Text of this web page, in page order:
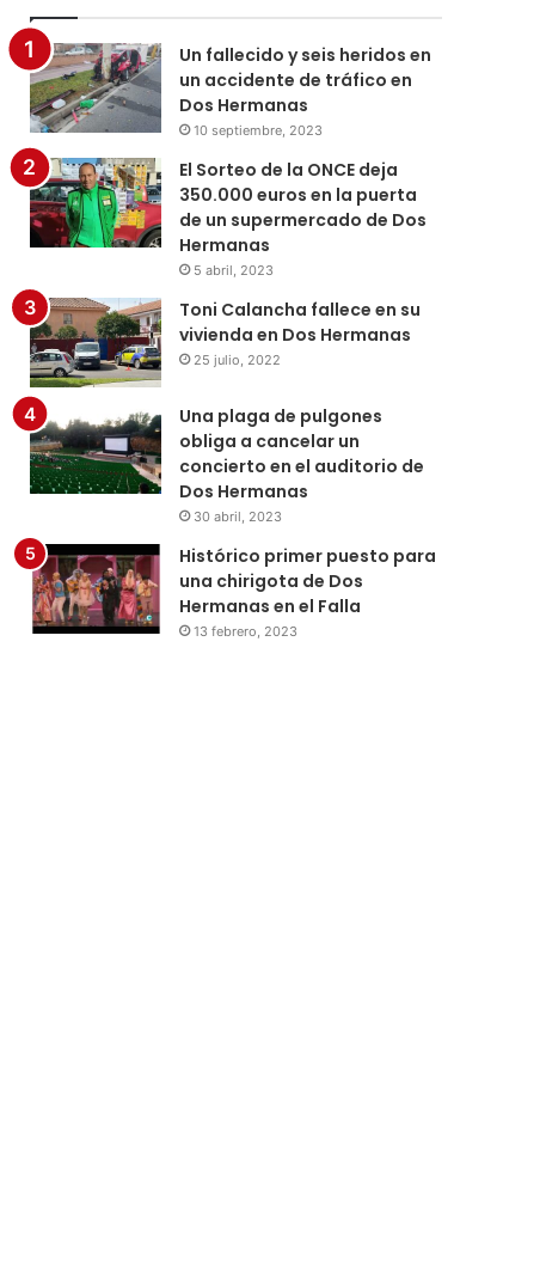
Un fallecido y seis heridos en
un accidente de tráfico en
Dos Hermanas
10 septiembre, 2023
El Sorteo de la ONCE deja
350.000 euros en la puerta
de un supermercado de Dos
Hermanas
5 abril, 2023
Toni Calancha fallece en su
vivienda en Dos Hermanas
25 julio, 2022
Una plaga de pulgones
obliga a cancelar un
concierto en el auditorio de
Dos Hermanas
30 abril, 2023
Histórico primer puesto para
una chirigota de Dos
Hermanas en el Falla
13 febrero, 2023